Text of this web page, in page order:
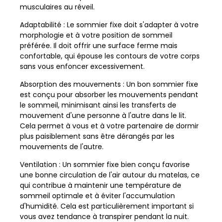
musculaires au réveil.
Adaptabilité : Le sommier fixe doit s'adapter à votre
morphologie et à votre position de sommeil
préférée. Il doit offrir une surface ferme mais
confortable, qui épouse les contours de votre corps
sans vous enfoncer excessivement.
Absorption des mouvements : Un bon sommier fixe
est conçu pour absorber les mouvements pendant
le sommeil, minimisant ainsi les transferts de
mouvement d'une personne à l'autre dans le lit.
Cela permet à vous et à votre partenaire de dormir
plus paisiblement sans être dérangés par les
mouvements de l'autre.
Ventilation : Un sommier fixe bien conçu favorise
une bonne circulation de l'air autour du matelas, ce
qui contribue à maintenir une température de
sommeil optimale et à éviter l'accumulation
d'humidité. Cela est particulièrement important si
vous avez tendance à transpirer pendant la nuit.